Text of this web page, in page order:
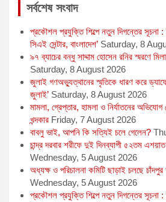
সর্বশেষ সংবাদ
প্রকৌশল প্রযুক্তি শিল্পে নতুন দিগন্তের সূচনা
সিএই সেন্টার, বাংলাদেশ’ Saturday, 8
৯৭ ব্যাচের বন্ধু সাদ্দাম হোসেন রনির স্মরণে
Saturday, 8 August 2026
জুলাই গণঅভ্যুত্থানের স্মৃতিকে ধারণ করে
জুলাই’ Saturday, 8 August 2026
মামলা, গ্রেপ্তার, হামলা ও নির্যাতনের
খন্দকার Friday, 7 August 2026
বাবলু ভাই, আপনি কি সত্যিই চলে গেলেন?
চান্দ্র দরবার শরীফে দুই দিনব্যাপী ৫২তম
Wednesday, 5 August 2026
অধ্যক্ষ ও পরিচালনা কমিটি ছাড়াই চলছে
Wednesday, 5 August 2026
প্রকৌশল প্রযুক্তি শিল্পে নতুন দিগন্তের সূচনা